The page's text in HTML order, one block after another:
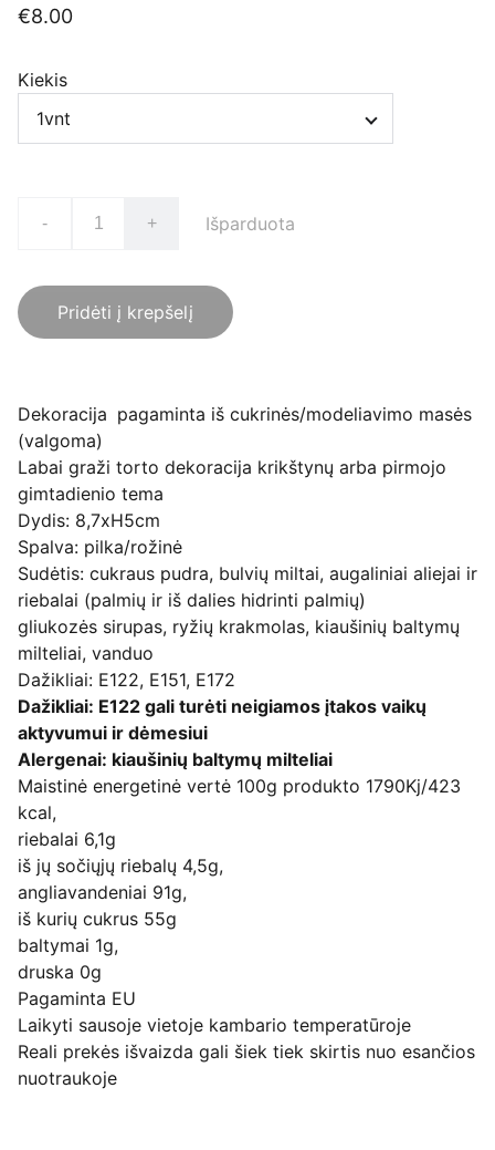
€8.00
Kiekis
- + Išparduota
Pridėti į krepšelį
Dekoracija pagaminta iš cukrinės/modeliavimo masės
(valgoma)
Labai graži torto dekoracija krikštynų arba pirmojo
gimtadienio tema
Dydis: 8,7xH5cm
Spalva: pilka/rožinė
Sudėtis: cukraus pudra, bulvių miltai, augaliniai aliejai ir
riebalai (palmių ir iš dalies hidrinti palmių)
gliukozės sirupas, ryžių krakmolas, kiaušinių baltymų
milteliai, vanduo
Dažikliai: E122, E151, E172
Dažikliai: E122 gali turėti neigiamos įtakos vaikų
aktyvumui ir dėmesiui
Alergenai: kiaušinių baltymų milteliai
Maistinė energetinė vertė 100g produkto 1790Kj/423
kcal,
riebalai 6,1g
iš jų sočiųjų riebalų 4,5g,
angliavandeniai 91g,
iš kurių cukrus 55g
baltymai 1g,
druska 0g
Pagaminta EU
Laikyti sausoje vietoje kambario temperatūroje
Reali prekės išvaizda gali šiek tiek skirtis nuo esančios
nuotraukoje